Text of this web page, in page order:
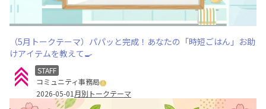
（5月トークテーマ）パパッと完成！あなたの「時短ごはん」お助
けアイテムを教えて🍳
STAFF
コミュニティ事務局
2026-05-01 月別トークテーマ